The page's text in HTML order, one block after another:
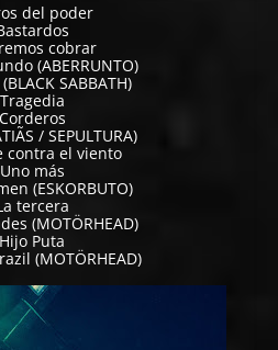
del poder
cobrar
(ABERRUNTO)
SABBATH)
Tragedia
Corderos
/ SEPULTURA)
contra el viento
Uno más
(ESKORBUTO)
tercera
(MOTÖRHEAD)
Hijo Puta
(MOTÖRHEAD)